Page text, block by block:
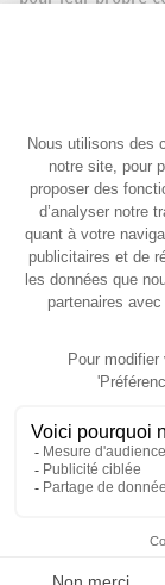
Le tableau ci-
pouvant être
les finalités du
caractère
concernées).
Dans la mesure
données
par les
traiter les
s’assurer